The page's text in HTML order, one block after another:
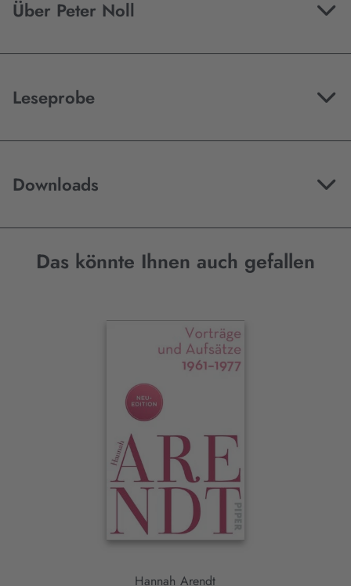
Über Peter Noll
Leseprobe
Downloads
Das könnte Ihnen auch gefallen
Hannah Arendt